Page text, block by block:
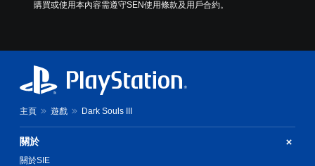
購買或使用本內容需遵守SEN使用條款及用戶合約。
主頁 遊戲 Dark Souls III
關於
關於SIE